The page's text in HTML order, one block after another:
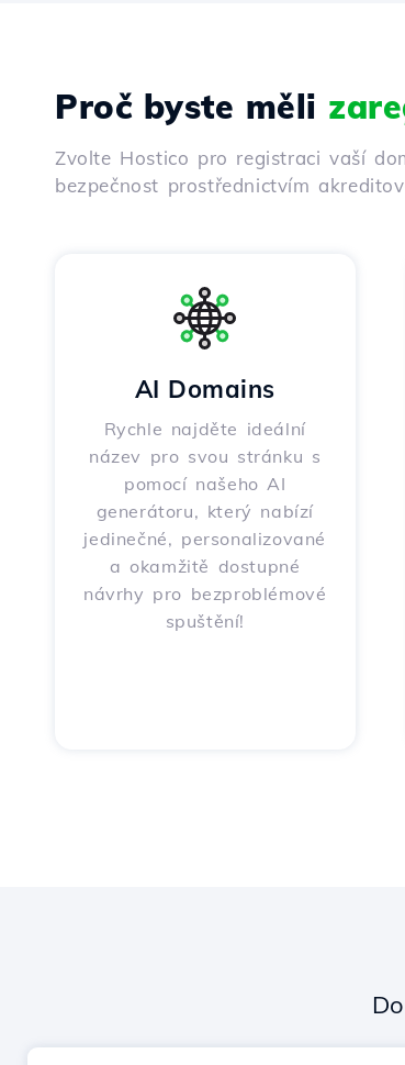
Proč byste měli
Zvolte Hostico pro registraci vaší
bezpečnost prostřednictvím
AI Domains
Rychle najděte ideální
název pro svou stránku s
pomocí našeho AI
generátoru, který nabízí
jedinečné, personalizované
a okamžitě dostupné
návrhy pro bezproblémové
spuštění!